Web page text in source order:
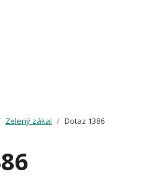
Zelený zákal Dotaz 1386